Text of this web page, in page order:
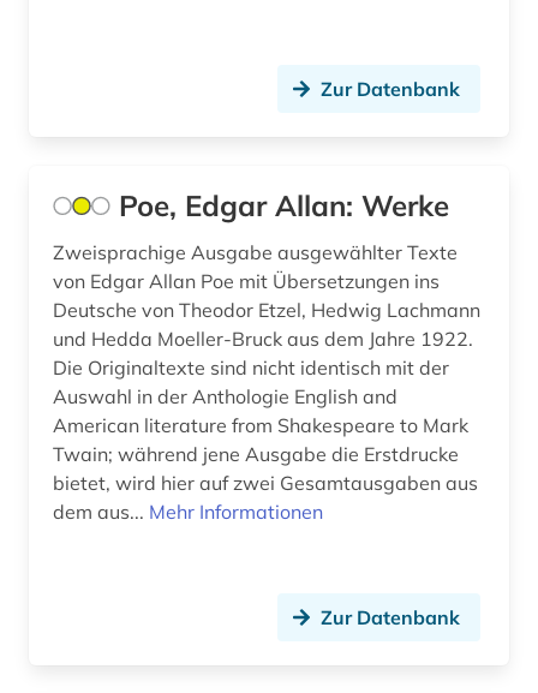
schriftstellerin (1)
science fiction (1)
siglo de oro (2)
spanien (1)
spanisch (1)
streiflicht (1)
Zur Datenbank
Poe, Edgar Allan: Werke
Zweisprachige Ausgabe ausgewählter Texte
von Edgar Allan Poe mit Übersetzungen ins
Deutsche von Theodor Etzel, Hedwig Lachmann
und Hedda Moeller-Bruck aus dem Jahre 1922.
Die Originaltexte sind nicht identisch mit der
Auswahl in der Anthologie English and
American literature from Shakespeare to Mark
Twain; während jene Ausgabe die Erstdrucke
bietet, wird hier auf zwei Gesamtausgaben aus
dem aus... Mehr Informationen
Zur Datenbank